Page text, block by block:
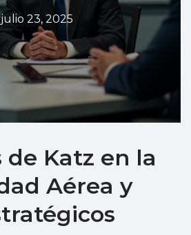
julio 23, 2025
de Katz en la
Aérea y